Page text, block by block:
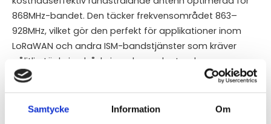
Samtycke Information Om
868MHz-bandet. Den täcker frekvensområdet 863–
928MHz, vilket gör den perfekt för applikationer inom
LoRaWAN och andra ISM-bandstjänster som kräver
pålitlig täckning både inomhus och utomhus.
Antennen är mycket mångsidig när det gäller
installation. Det medföljande vinkelfästet möjliggör
enkel montering på väggar eller master, men tack vare